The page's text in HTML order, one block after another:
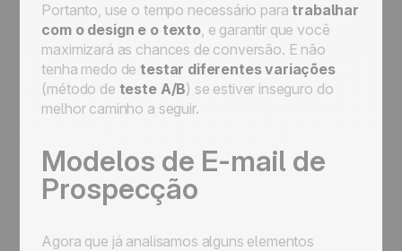
Portanto, use o tempo necessário paratrabalhar
com o design e o texto, e garantir que você
maximizará as chances de conversão. E não
tenha medo detestar diferentes variações
(método de teste A/B) se estiver inseguro do
melhor caminho a seguir.
Modelos de E-mail de
Prospecção
Agora que já analisamos alguns elementos